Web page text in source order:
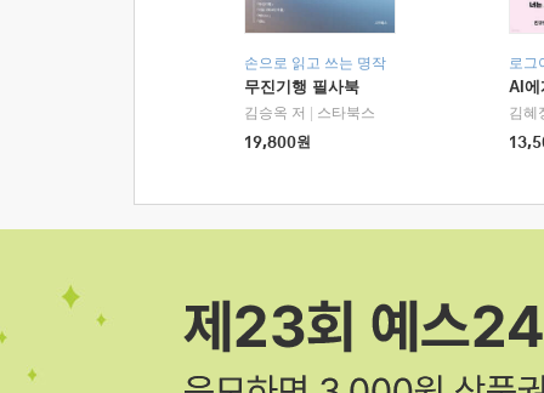
손으로 읽고 쓰는 명작
무진기행 필사북
김승옥 저
스타북스
19,800원
로그
AI에
김혜